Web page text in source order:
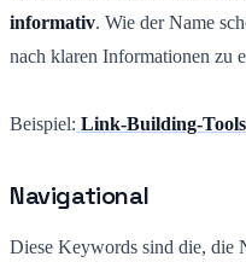
informativ. Wie der Name
nach klaren Informationen zu
Beispiel: Link-Building-Tools
Navigational
Diese Keywords sind die, die